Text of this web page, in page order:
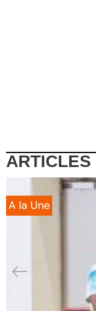
ARTICLES
A la Une